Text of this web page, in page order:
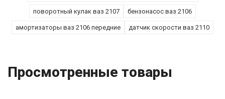
поворотный кулак ваз 2107 бензонасос ваз 2106
амортизаторы ваз 2106 передние датчик скорости ваз 2110
Просмотренные товары